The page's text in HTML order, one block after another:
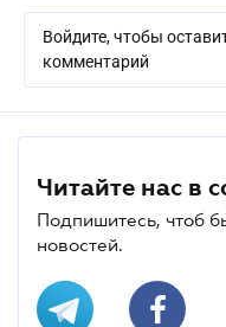
Войдите, чтобы
комментарий
Читайте нас в
Подпишитесь, чтоб
новостей.